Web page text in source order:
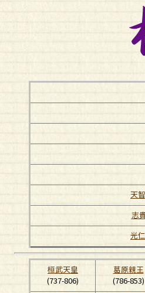
天
志
光
桓武天皇
(737-806)
葛原親王
(786-853)